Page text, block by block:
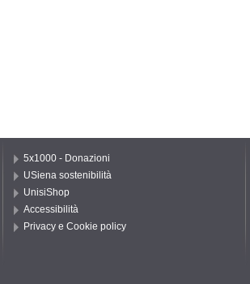
5x1000 - Donazioni
USiena sostenibilità
UnisiShop
Accessibilità
Privacy e Cookie policy